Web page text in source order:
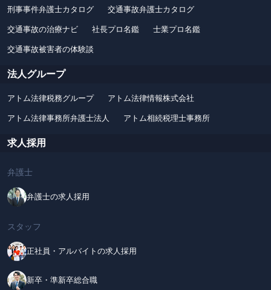
刑事事件弁護士カタログ 交通事故弁護士カタログ
交通事故の治療ナビ 社長プロ名鑑 士業プロ名鑑
交通事故被害者の体験談
法人グループ
アトム法律税務グループ アトム法律情報株式会社
アトム法律事務所弁護士法人 アトム相続税理士事務所
求人採用
弁護士
弁護士の求人採用
スタッフ
正社員・アルバイトの求人採用
新卒・準新卒総合職